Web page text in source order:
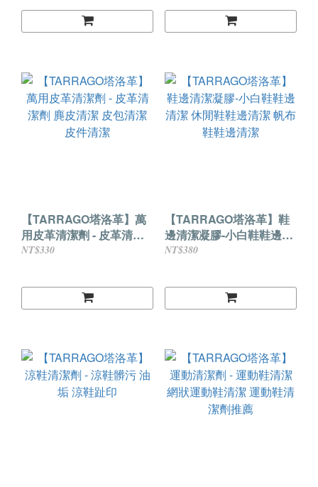
【TARRAGO塔洛革】萬
用皮革清潔劑 - 皮革清潔
劑 麂皮清潔 皮包清潔 皮
NT$330
【TARRAGO塔洛革】鞋
邊清潔凝膠-小白鞋鞋邊清
潔 休閒鞋鞋邊清潔 帆布鞋
NT$380